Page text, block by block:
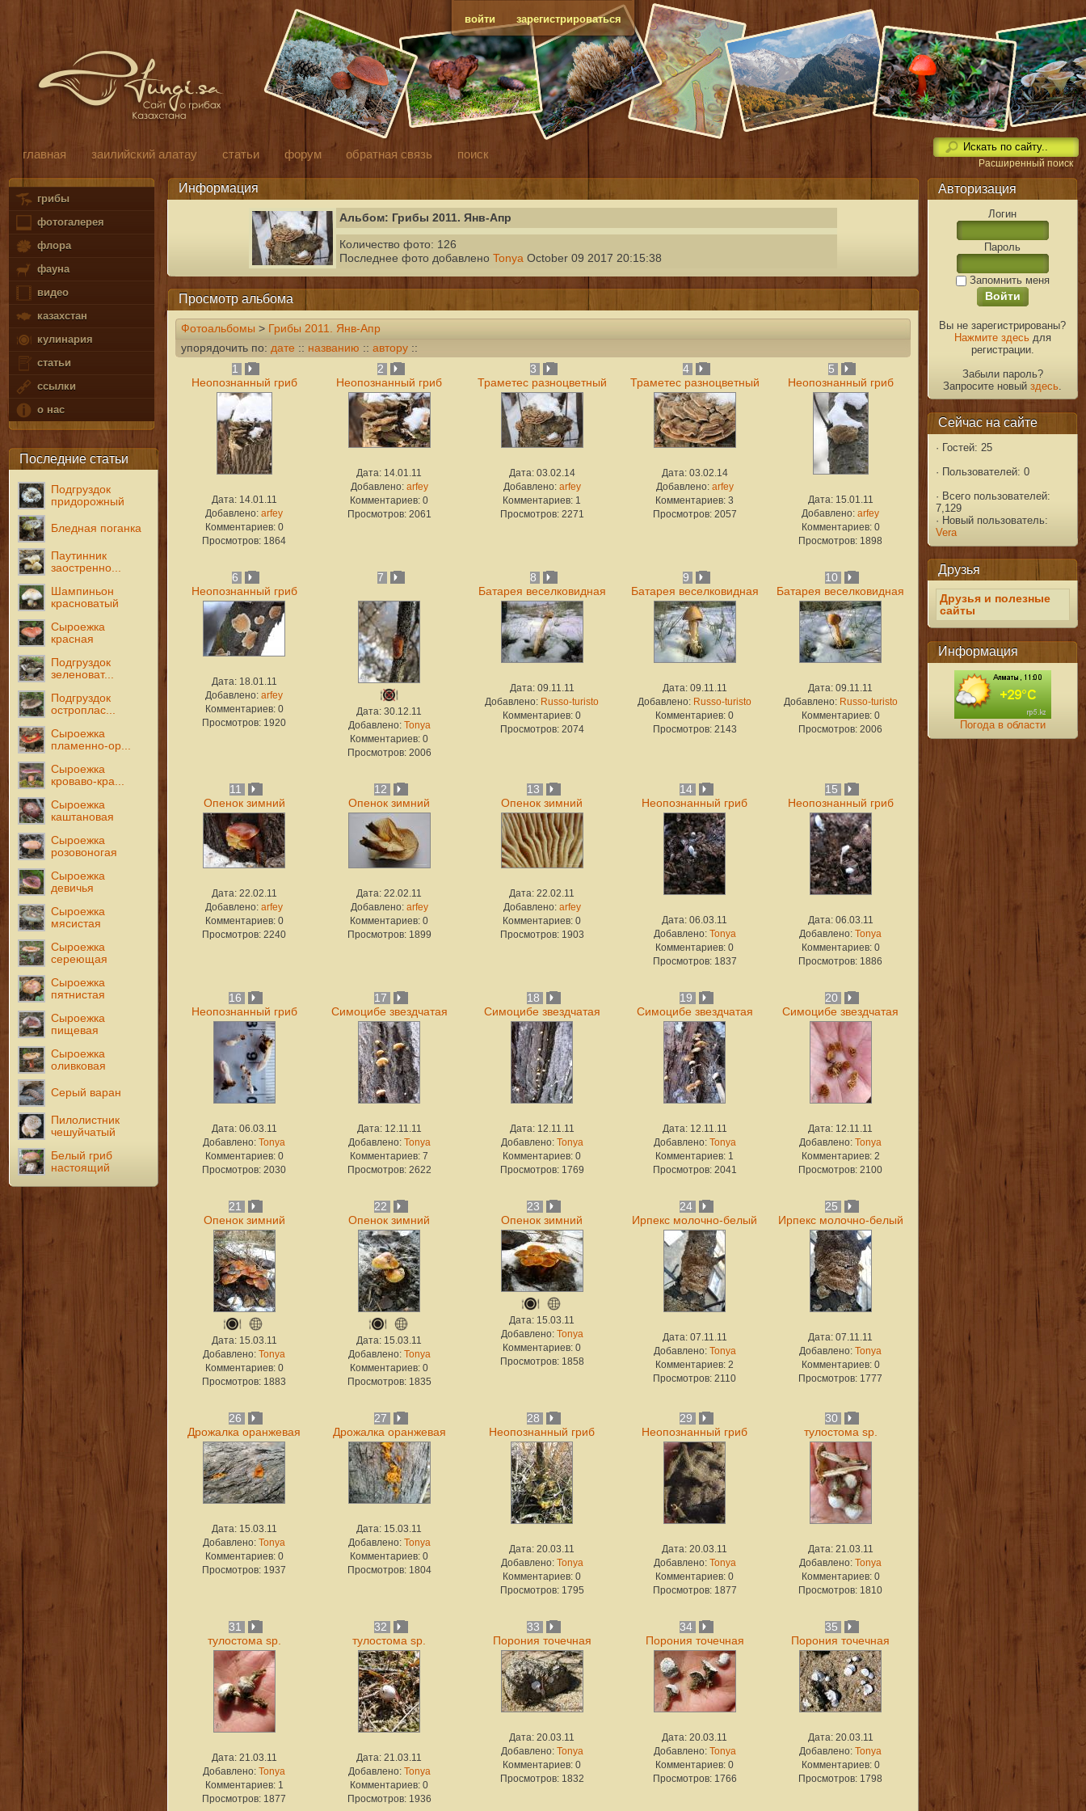
войти зарегистрироваться
главная заилийский алатау статьи форум обратная связь поиск
Расширенный поиск
грибы
фотогалерея
флора
фауна
видео
казахстан
кулинария
статьи
ссылки
о нас
Последние статьи
Подгруздок
придорожный
Бледная поганка
Паутинник
заостренно...
Шампиньон
красноватый
Сыроежка
красная
Подгруздок
зеленоват...
Подгруздок
остроплас...
Сыроежка
пламенно-ор...
Сыроежка
кроваво-кра...
Сыроежка
каштановая
Сыроежка
розовоногая
Сыроежка
девичья
Сыроежка
мясистая
Сыроежка
сереющая
Сыроежка
пятнистая
Сыроежка
пищевая
Сыроежка
оливковая
Серый варан
Пилолистник
чешуйчатый
Белый гриб
настоящий
Авторизация
Логин
Пароль
Запомнить меня
Вы не зарегистрированы?
Нажмите здесьдля
регистрации.
Забыли пароль?
Запросите новыйздесь
Сейчас на сайте
· Гостей: 25
· Пользователей: 0
· Всего пользователей:
7,129
· Новый пользователь:
Vera
Друзья
Друзья и полезные
сайты
Информация
Погода в области
Информация
Альбом: Грибы 2011. Янв-Апр
Количество фото: 126
Последнее фото добавлено Tonya October 09 2017 20:15:38
Просмотр альбома
Фотоальбомы > Грибы 2011. Янв-Апр
упорядочить по: дате :: названию :: автору::
1
Неопознанный гриб
Дата: 14.01.11
Добавлено:arfey
Комментариев: 0
Просмотров: 1864
2
Неопознанный гриб
Дата: 14.01.11
Добавлено: arfey
Комментариев: 0
Просмотров: 2061
3
Траметес разноцветный
Дата: 03.02.14
Добавлено: arfey
Комментариев: 1
Просмотров: 2271
4
Траметес разноцветный
Дата: 03.02.14
Добавлено: arfey
Комментариев: 3
Просмотров: 2057
5
Неопознанный гриб
Дата: 15.01.11
Добавлено:arfey
Комментариев: 0
Просмотров: 1898
6
Неопознанный гриб
Дата: 18.01.11
Добавлено:arfey
Комментариев: 0
Просмотров: 1920
7
Дата: 30.12.11
Добавлено: Tonya
Комментариев: 0
Просмотров: 2006
8
Батарея веселковидная
Дата: 09.11.11
Добавлено: Russo-turisto
Комментариев: 0
Просмотров: 2074
9
Батарея веселковидная
Дата: 09.11.11
Добавлено: Russo-turisto
Комментариев: 0
Просмотров: 2143
10
Батарея веселковидная
Дата: 09.11.11
Добавлено: Russo-turisto
Комментариев: 0
Просмотров: 2006
11
Опенок зимний
Дата: 22.02.11
Добавлено:arfey
Комментариев: 0
Просмотров: 2240
12
Опенок зимний
Дата: 22.02.11
Добавлено: arfey
Комментариев: 0
Просмотров: 1899
13
Опенок зимний
Дата: 22.02.11
Добавлено: arfey
Комментариев: 0
Просмотров: 1903
14
Неопознанный гриб
Дата: 06.03.11
Добавлено: Tonya
Комментариев: 0
Просмотров: 1837
15
Неопознанный гриб
Дата: 06.03.11
Добавлено:Tonya
Комментариев: 0
Просмотров: 1886
16
Неопознанный гриб
Дата: 06.03.11
Добавлено:Tonya
Комментариев: 0
Просмотров: 2030
17
Симоцибе звездчатая
Дата: 12.11.11
Добавлено: Tonya
Комментариев: 7
Просмотров: 2622
18
Симоцибе звездчатая
Дата: 12.11.11
Добавлено: Tonya
Комментариев: 0
Просмотров: 1769
19
Симоцибе звездчатая
Дата: 12.11.11
Добавлено: Tonya
Комментариев: 1
Просмотров: 2041
20
Симоцибе звездчатая
Дата: 12.11.11
Добавлено:Tonya
Комментариев: 2
Просмотров: 2100
21
Опенок зимний
Дата: 15.03.11
Добавлено:Tonya
Комментариев: 0
Просмотров: 1883
22
Опенок зимний
Дата: 15.03.11
Добавлено: Tonya
Комментариев: 0
Просмотров: 1835
23
Опенок зимний
Дата: 15.03.11
Добавлено: Tonya
Комментариев: 0
Просмотров: 1858
24
Ирпекс молочно-белый
Дата: 07.11.11
Добавлено: Tonya
Комментариев: 2
Просмотров: 2110
25
Ирпекс молочно-белый
Дата: 07.11.11
Добавлено:Tonya
Комментариев: 0
Просмотров: 1777
26
Дрожалка оранжевая
Дата: 15.03.11
Добавлено:Tonya
Комментариев: 0
Просмотров: 1937
27
Дрожалка оранжевая
Дата: 15.03.11
Добавлено: Tonya
Комментариев: 0
Просмотров: 1804
28
Неопознанный гриб
Дата: 20.03.11
Добавлено: Tonya
Комментариев: 0
Просмотров: 1795
29
Неопознанный гриб
Дата: 20.03.11
Добавлено: Tonya
Комментариев: 0
Просмотров: 1877
30
тулостома sp.
Дата: 21.03.11
Добавлено:Tonya
Комментариев: 0
Просмотров: 1810
31
тулостома sp.
Дата: 21.03.11
Добавлено:Tonya
Комментариев: 1
Просмотров: 1877
32
тулостома sp.
Дата: 21.03.11
Добавлено: Tonya
Комментариев: 0
Просмотров: 1936
33
Порония точечная
Дата: 20.03.11
Добавлено: Tonya
Комментариев: 0
Просмотров: 1832
34
Порония точечная
Дата: 20.03.11
Добавлено: Tonya
Комментариев: 0
Просмотров: 1766
35
Порония точечная
Дата: 20.03.11
Добавлено:Tonya
Комментариев: 0
Просмотров: 1798